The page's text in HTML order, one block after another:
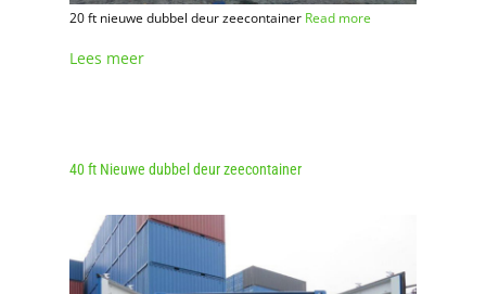
20 ft nieuwe dubbel deur zeecontainer Read more
Lees meer
40 ft Nieuwe dubbel deur zeecontainer